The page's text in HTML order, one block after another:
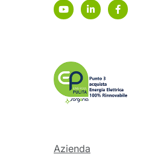
Azienda